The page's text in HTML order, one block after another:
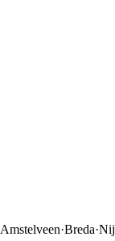
Amstelveen·Breda·